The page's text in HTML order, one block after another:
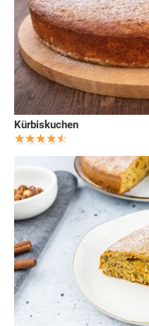
Kürbiskuchen